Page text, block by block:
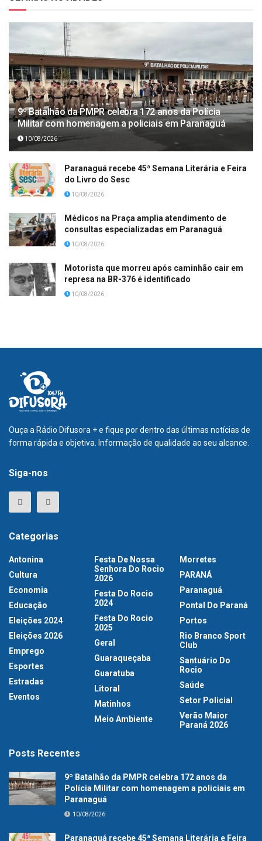
9º Batalhão da PMPR celebra 172 anos da Polícia
Militar com homenagem a policiais em Paranaguá
10/08/2026
Paranaguá recebe 45ª Semana Literária e Feira
do Livro do Sesc
10/08/2026
Médicos na Praça amplia atendimento de
consultas especializadas em Paranaguá
10/08/2026
Motorista que morreu após caminhão cair em
represa na BR-376 é identificado
10/08/2026
Ouça a Rádio Difusora + e fique por dentro das últimas notícias de
forma rápida e objetiva. Informação de qualidade ao seu alcance.
Siga-nos
Categorias
Antonina
Cultura
Economia
Educação
Eleições 2024
Eleições 2026
Emprego
Esportes
Estradas
Eventos
Festa De Nossa
Senhora Do Rocio
2026
Festa Do Rocio
2024
Festa Do Rocio
2025
Geral
Guaraqueçaba
Guaratuba
Litoral
Matinhos
Meio Ambiente
Morretes
PARANÁ
Paranaguá
Pontal Do Paraná
Portos
Rio Branco Sport
Club
Santuário Do
Rocio
Saúde
Setor Policial
Verão Maior
Paraná 2026
Posts Recentes
9º Batalhão da PMPR celebra 172 anos da
Polícia Militar com homenagem a policiais em
Paranaguá
10/08/2026
Paranaguá recebe 45ª Semana Literária e Feira